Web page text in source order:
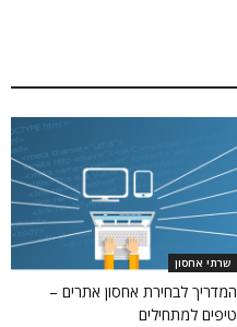
שרתי אחסון
המדריך לבחירת אחסון אתרים –
טיפים למתחילים